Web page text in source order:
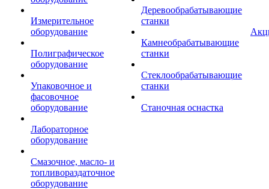
Измерительное
оборудование
Полиграфическое
оборудование
Упаковочное и
фасовочное
оборудование
Лабораторное
оборудование
Смазочное, масло- и
топливораздаточное
оборудование
Деревообрабатывающие
станки
Камнеобрабатывающие
станки
Стеклообрабатывающие
станки
Станочная оснастка